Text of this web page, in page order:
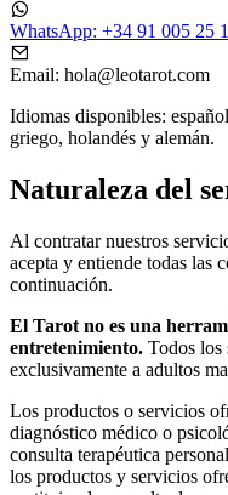
WhatsApp: +34 91 005 25
Email: hola@leotarot.com
Idiomas disponibles:
griego, holandés y alemán.
Naturaleza del
Al contratar nuestros
acepta y entiende todas las
continuación.
El Tarot no es una
entretenimiento. Todos los
exclusivamente a adultos
Los productos o servicios
diagnóstico médico o
consulta terapéutica
los productos y servicios